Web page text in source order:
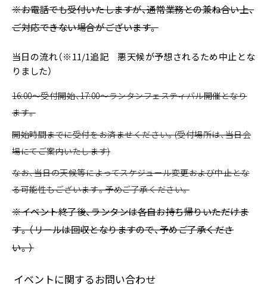
※お電話でも受付いたしますが、通常業務との兼ね合い上、
ご対応できない場合がございます。
当日の流れ（※11/1追記 悪天候が予想されるため中止とな
りました）
16:00～受付開始、17:00～ランタンフェスティバル開催となり
ます。
開始時間までに受付をお済ませください。(受付場所は、当日会
場にてご案内いたします)
なお、当日の天候等によってスケジュール変更および中止とな
る可能性もございます。予めご了承ください。
※イベント終了後、ランタンは各自お持ち帰りいただけま
す。（リールは回収となりますので、予めご了承くださ
い。）
イベントに関するお問い合わせ